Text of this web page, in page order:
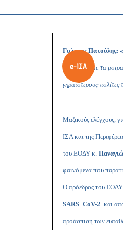
Γιώργος Πατούλης: «
αποτρέψουμε τα
γηραιότερους
Μαζικούς ελέγχους,
ΙΣΑ και της
του ΕΟΔΥ κ.
φαινόμενα που
Ο πρόεδρος του
SARS–CoV-2 και
προάσπιση των